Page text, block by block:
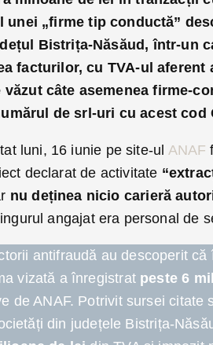
unei „firme tip conductă”
Bistrița-Năsăud, într-un
facturilor, cu TVA-ul aferent
văzut câte asemenea firme-
de srl-uri cu acest cod
luni, 16 iunie pe site-ul ANAF
declarat de activitate
nu deținea nicio carieră
angajat era personal de
antifraudă au descoperit că
vizată a înregistrat peste 6
de ANAF. Potrivit sursei citate
din județele Bistrița-